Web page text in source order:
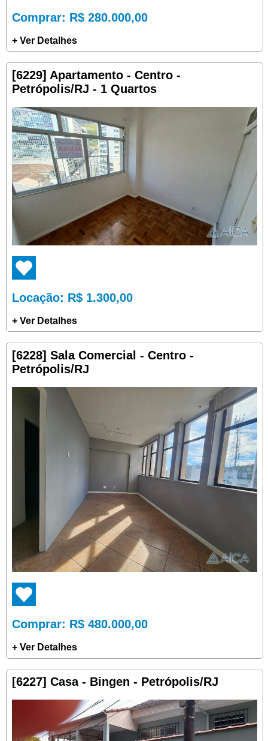
Comprar: R$ 280.000,00
+ Ver Detalhes
[6229] Apartamento - Centro -
Petrópolis/RJ - 1 Quartos
Locação: R$ 1.300,00
+ Ver Detalhes
[6228] Sala Comercial - Centro -
Petrópolis/RJ
Comprar: R$ 480.000,00
+ Ver Detalhes
[6227] Casa - Bingen - Petrópolis/RJ